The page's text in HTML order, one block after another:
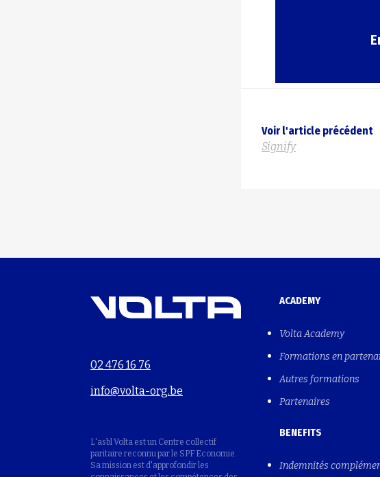
Voir l'article précédent
Signify
02 476 16 76
info@volta-org.be
L'asbl Volta est un Centre collectif
paritaire reconnu par le SPF Economie.
Sa mission est d'approfondir les
ACADEMY
Volta Academy
Formations en
Autres formations
Partenaires
BENEFITS
Indemnités